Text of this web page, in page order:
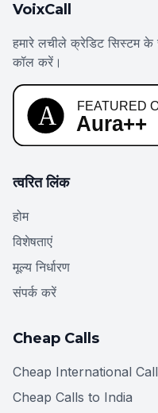
VoixCall
हमारे लचीले क्रेडिट सिस्टम के
कॉल करें।
त्वरित लिंक
होम
विशेषताएं
मूल्य निर्धारण
संपर्क करें
Cheap Calls
Cheap International
Cheap Calls to India